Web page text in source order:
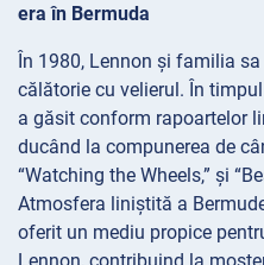
era în Bermuda
În 1980, Lennon și familia
călătorie cu velierul. În
a găsit conform rapoartelor
ducând la compunerea de
“Watching the Wheels,” și
Atmosfera liniștită a
oferit un mediu propice